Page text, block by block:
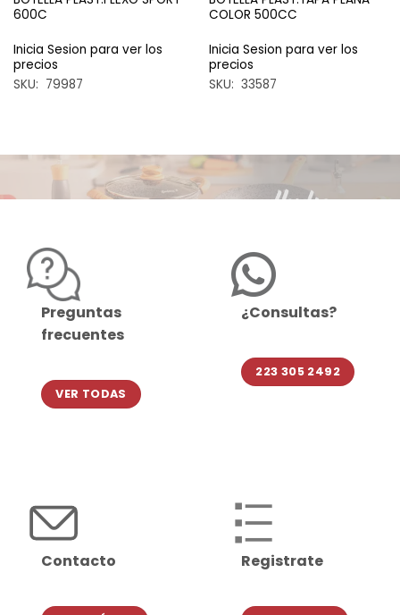
600C
Inicia Sesion para ver los
precios
SKU: 79987
COLOR 500CC
Inicia Sesion para ver los
precios
SKU: 33587
Preguntas
frecuentes
VER TODAS
¿Consultas?
223 305 2492
Contacto Registrate